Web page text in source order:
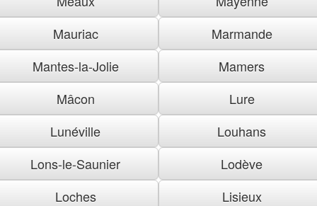
Mauriac
Marmande
Mantes-la-Jolie
Mamers
Mâcon
Lure
Lunéville
Louhans
Lons-le-Saunier
Lodève
Loches
Lisieux